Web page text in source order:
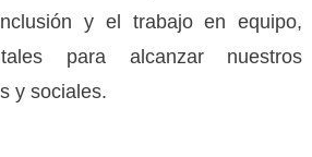
y el trabajo en equipo,
para alcanzar nuestros
y sociales.